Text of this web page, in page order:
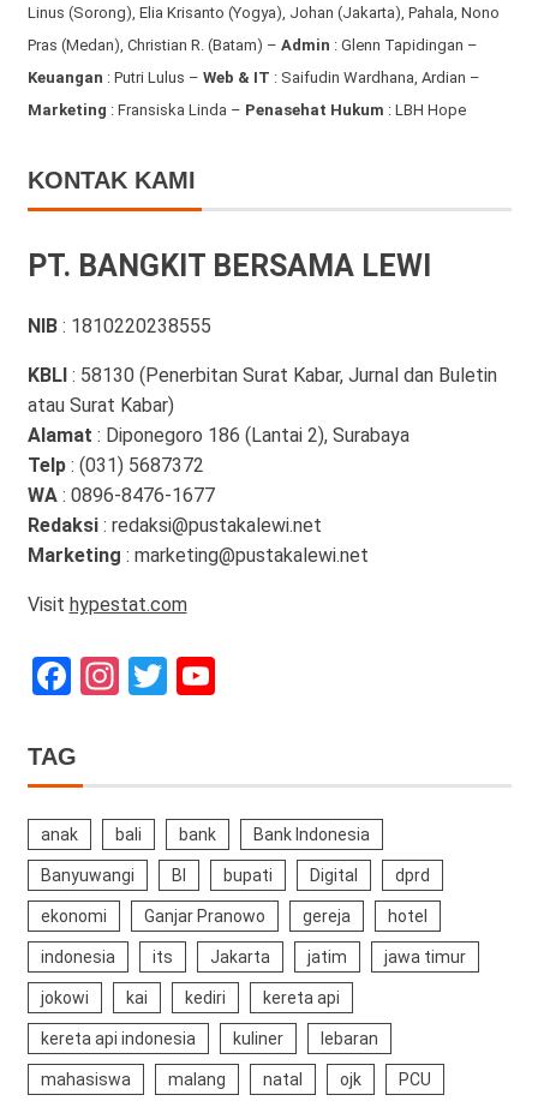
Linus (Sorong), Elia Krisanto (Yogya), Johan (Jakarta), Pahala, Nono
Pras (Medan), Christian R. (Batam) – Admin : Glenn Tapidingan –
Keuangan : Putri Lulus – Web & IT : Saifudin Wardhana, Ardian –
Marketing : Fransiska Linda – Penasehat Hukum : LBH Hope
KONTAK KAMI
PT. BANGKIT BERSAMA LEWI
NIB : 1810220238555
KBLI : 58130 (Penerbitan Surat Kabar, Jurnal dan Buletin
atau Surat Kabar)
Alamat : Diponegoro 186 (Lantai 2), Surabaya
Telp: (031) 5687372
WA: 0896-8476-1677
Redaksi: redaksi@pustakalewi.net
Marketing : marketing@pustakalewi.net
Visit hypestat.com
Facebook
Instagram
TwitterYouTube
TAG
anak bali bank Bank Indonesia
Banyuwangi BI bupati Digital dprd
ekonomi Ganjar Pranowo gereja hotel
indonesia its Jakarta jatim jawa timur
jokowi kai kediri kereta api
kereta api indonesia kuliner lebaran
mahasiswa malang natal ojk PCU